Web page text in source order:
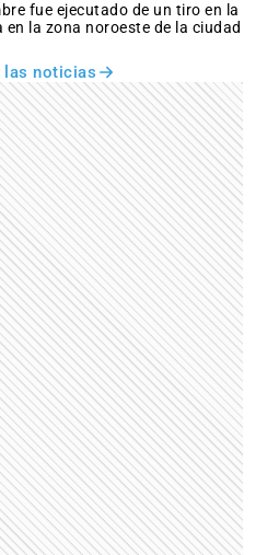
fue ejecutado de un tiro en la
en la zona noroeste de la ciudad
las noticias